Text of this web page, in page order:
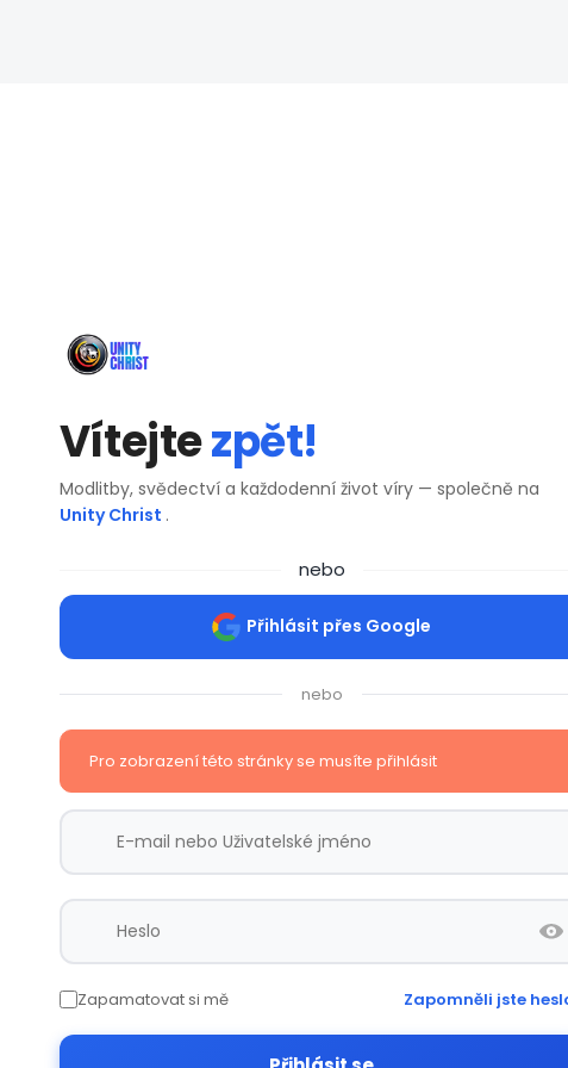
Vítejtezpět!
Modlitby, svědectví a každodenní život víry — společně na
Unity Christ .
nebo
Přihlásit přes Google
nebo
Pro zobrazení této stránky se musíte přihlásit
Zapamatovat si mě Zapomněli jste